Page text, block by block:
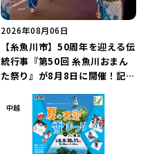
2026年08月06日
【糸魚川市】50周年を迎える伝
統行事『第50回 糸魚川おまん
た祭り』が8月8日に開催！記念
を楽しもう♪
中越